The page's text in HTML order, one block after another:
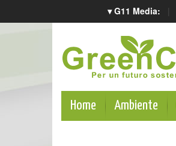
▾ G11 Media: |
Home Ambiente